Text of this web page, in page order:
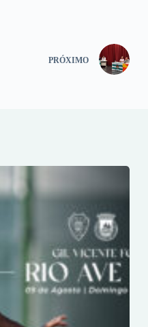
PRÓXIMO